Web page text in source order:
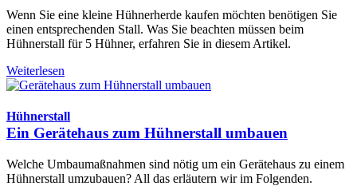
Wenn Sie eine kleine Hühnerherde kaufen möchten benötigen Sie
einen entsprechenden Stall. Was Sie beachten müssen beim
Hühnerstall für 5 Hühner, erfahren Sie in diesem Artikel.
Weiterlesen
Hühnerstall
Ein Gerätehaus zum Hühnerstall umbauen
Welche Umbaumaßnahmen sind nötig um ein Gerätehaus zu einem
Hühnerstall umzubauen? All das erläutern wir im Folgenden.